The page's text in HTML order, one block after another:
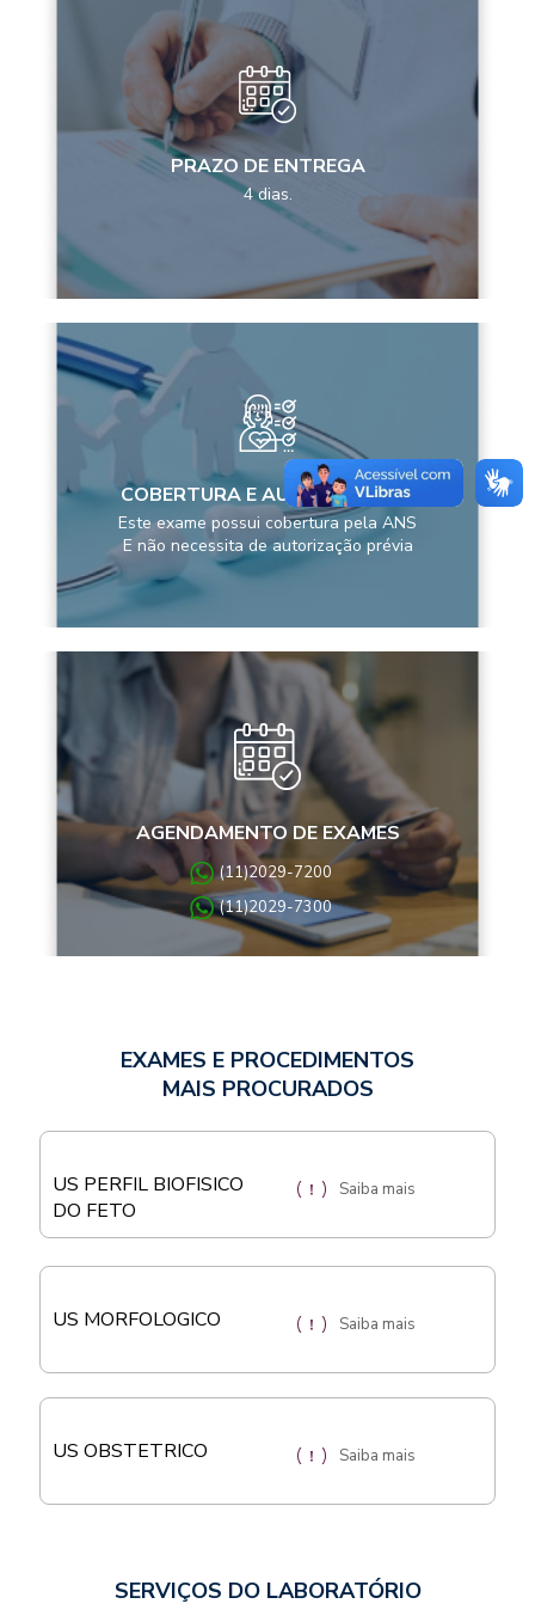
PRAZO DE ENTREGA
4 dias.
COBERTURA E AUTORIZAÇÕES
Este exame possui cobertura pela ANS
E não necessita de autorização prévia
AGENDAMENTO DE EXAMES
(11)2029-7200
(11)2029-7300
EXAMES E PROCEDIMENTOS
MAIS PROCURADOS
US PERFIL BIOFISICO
DO FETO
Saiba mais
US MORFOLOGICO Saiba mais
US OBSTETRICO Saiba mais
SERVIÇOS DO LABORATÓRIO